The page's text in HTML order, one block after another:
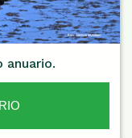
anuario.